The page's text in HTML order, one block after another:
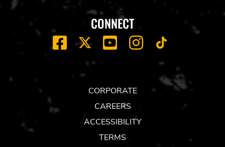
CONNECT
FACEBOOK
X YOUTUBEINSTAGRAM
CORPORATE
CAREERS
ACCESSIBILITY
TERMS